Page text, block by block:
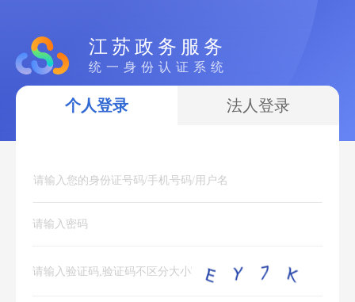
江苏政务服务
统一身份认证系统
个人登录 法人登录